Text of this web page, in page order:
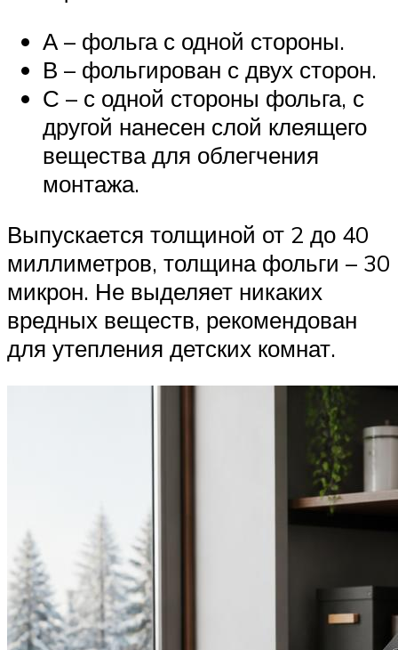
А – фольга с одной стороны.
В – фольгирован с двух сторон.
С – с одной стороны фольга, с
другой нанесен слой клеящего
вещества для облегчения
монтажа.
Выпускается толщиной от 2 до 40
миллиметров, толщина фольги – 30
микрон. Не выделяет никаких
вредных веществ, рекомендован
для утепления детских комнат.